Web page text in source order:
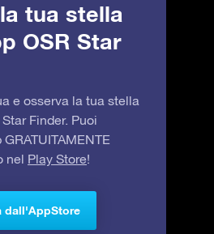
tua stella
OSR Star
e osserva la tua stella
Finder. Puoi
nel Play Store!
dall'AppStore